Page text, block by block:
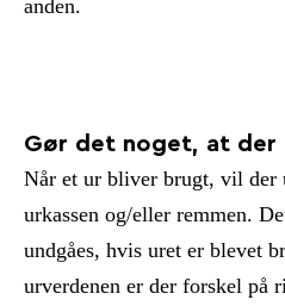
anden.
Gør det noget, at der
Når et ur bliver brugt, vil der
urkassen og/eller remmen.
undgåes, hvis uret er blevet
urverdenen er der forskel på